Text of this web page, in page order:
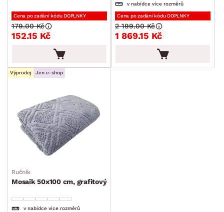
Cena po zadání kódu DOPLNKY
152.15 Kč
179.00 Kč
v nabídce více rozměrů
Cena po zadání kódu DOPLNKY
1 869.15 Kč
2 199.00 Kč
Výprodej Jen e-shop
Ručník
Mosaik 50x100 cm, grafitový
v nabídce více rozměrů